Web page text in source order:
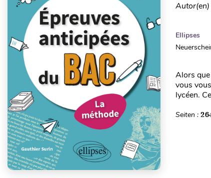
Autor(en)
Ellipses
Alors
vous
lycéen.
Seiten :